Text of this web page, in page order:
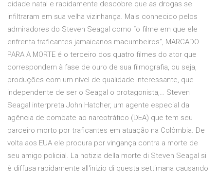
cidade natal e rapidamente descobre que as drogas se
infiltraram em sua velha vizinhança. Mais conhecido pelos
admiradores do Steven Seagal como “o filme em que ele
enfrenta traficantes jamaicanos macumbeiros”, MARCADO
PARA A MORTE é o terceiro dos quatro filmes do ator que
correspondem à fase de ouro de sua filmografia, ou seja,
produções com um nível de qualidade interessante, que
independente de ser o Seagal o protagonista,… Steven
Seagal interpreta John Hatcher, um agente especial da
agência de combate ao narcotráfico (DEA) que tem seu
parceiro morto por traficantes em atuação na Colômbia. De
volta aos EUA ele procura por vingança contra a morte de
seu amigo policial. La notizia della morte di Steven Seagal si
è diffusa rapidamente all'inizio di questa settimana causando